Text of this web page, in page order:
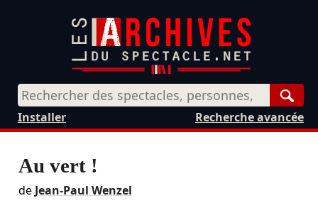
Recherche avancée
Installer
Au vert !
de Jean-Paul Wenzel